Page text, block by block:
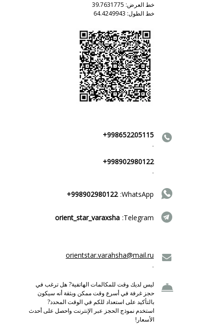
خط العرض: 39.7631775
خط الطول: 64.4249943
+998652205115
.
+998902980122
.
WhatsApp:
+998902980122
Telegram:
orient_star_varaxsha
orientstar.varahsha@mail.ru
.
ليس لديك وقت للمكالمات الهاتفية? هل ترغب في
حجز غرفة في أسرع وقت ممكن وبثقة أنه سيكون
بالتأكيد على استعداد للكم في الوقت المحدد?
استخدم نموذج الحجز عبر الإنترنت واحصل على أحدث
الأسعار!